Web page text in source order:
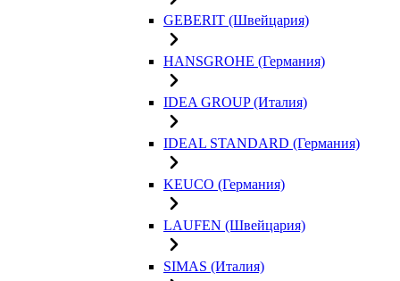
GEBERIT (Швейцария)
HANSGROHE (Германия)
IDEA GROUP (Италия)
IDEAL STANDARD (Германия)
KEUCO (Германия)
LAUFEN (Швейцария)
SIMAS (Италия)